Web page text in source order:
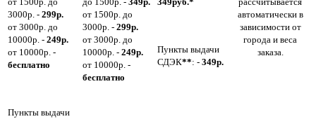
3000р. - 299р.
от 3000р. до
10000р. - 249р.
от 10000р. -
бесплатно
Пункты выдачи
от 1500р. до
3000р. - 299р.
от 3000р. до
10000р. - 249р.
от 10000р. -
бесплатно
Пункты выдачи
СДЭК**: - 349р.
автоматически в
зависимости от
города и веса
заказа.